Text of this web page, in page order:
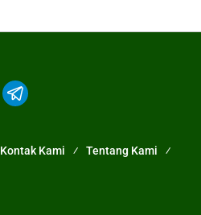
Kontak Kami
Tentang Kami